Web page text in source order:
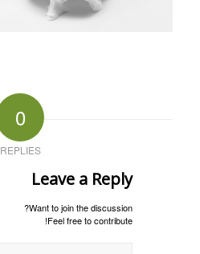
0
REPLIES
Leave a Reply
Want to join the discussion?
Feel free to contribute!